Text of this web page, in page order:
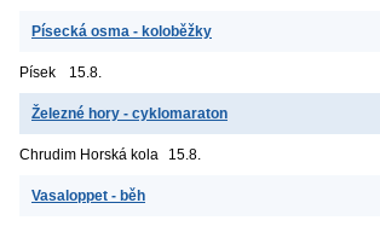
Písecká osma - koloběžky
Písek 15.8.
Železné hory - cyklomaraton
Chrudim Horská kola 15.8.
Vasaloppet - běh